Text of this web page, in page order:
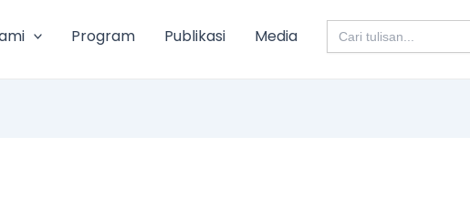
Program Publikasi Media Search
for: